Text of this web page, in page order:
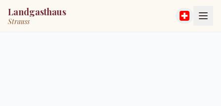
Landgasthaus
Strauss